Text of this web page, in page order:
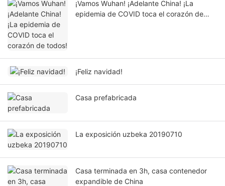
¡Vamos Wuhan! ¡Adelante China! ¡La
epidemia de COVID toca el corazón de
¡Feliz navidad!
Casa prefabricada
La exposición uzbeka 20190710
Casa terminada en 3h, casa contenedor
expandible de China